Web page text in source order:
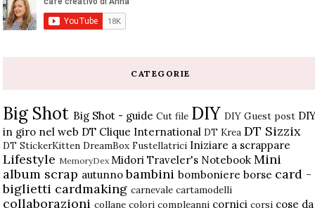
CATEGORIE
Big Shot Big Shot - guide Cut file DIY DIY Guest post
in giro nel web DT Clique International DT Krea DT Sizzix
DT StickerKitten DreamBox Fustellatrici Iniziare a scrappare
Lifestyle MemoryDex Midori Traveler's Notebook Mini
album scrap autunno bambini bomboniere borse card -
biglietti cardmaking carnevale cartamodelli
collaborazioni collane colori compleanni cornici corsi cose da